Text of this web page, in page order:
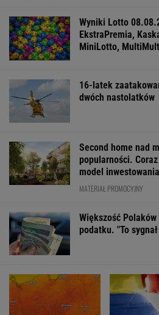
Wyniki Lotto
EkstraPremia,
MiniLotto,
16-latek
dwóch nastolatków
Second home nad
popularności.
model inwestowania
MATERIAŁ PROMOCYJNY
Większość
podatku. "To